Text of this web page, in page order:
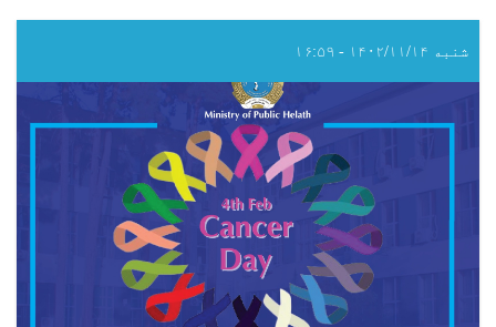
شنبه ۱۴۰۲/۱۱/۱۴ - ۱۶:۵۹